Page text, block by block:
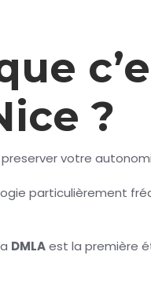
?
votre
particulièrement
DMLAest la première